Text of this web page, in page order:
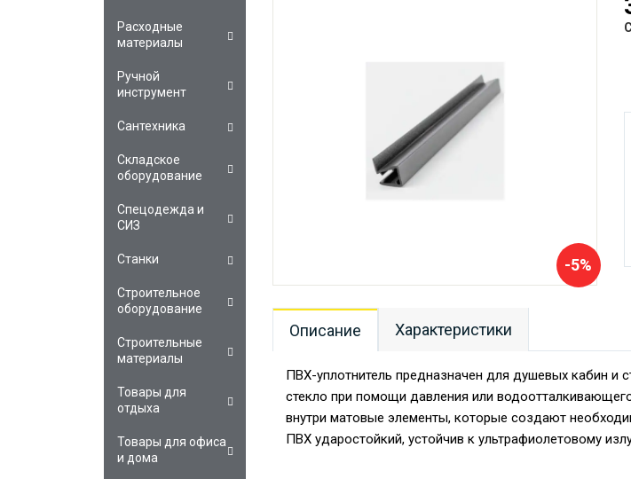
-5%
Описание Характеристики
ПВХ-уплотнитель предназначен для душевых кабин и
стекло при помощи давления или
внутри матовые элементы, которые создают
ПВХ ударостойкий, устойчив к ультрафиолетовому
Расходные
материалы
Ручной
инструмент
Сантехника
Складское
оборудование
Спецодежда и
СИЗ
Станки
Строительное
оборудование
Строительные
материалы
Товары для
отдыха
Товары для офиса
и дома